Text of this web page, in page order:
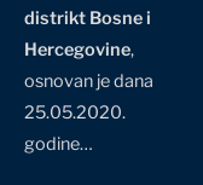
distrikt Bosne i
Hercegovine,
osnovan je dana
25.05.2020.
godine…